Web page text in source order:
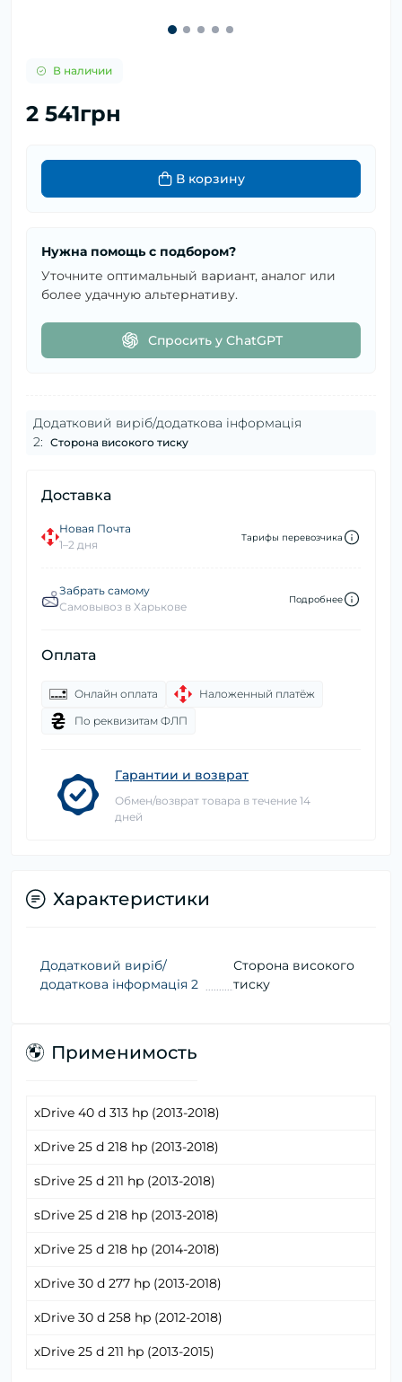
В наличии
2 541грн
В корзину
Нужна помощь с подбором?
Уточните оптимальный вариант, аналог или
более удачную альтернативу.
Спросить у ChatGPT
Додатковий виріб/додаткова інформація
2: Сторона високого тиску
Доставка
Новая Почта
1–2 дня
Тарифы перевозчика
Забрать самому
Самовывоз в Харькове
Подробнее
Оплата
Онлайн оплата
Наложенный платёж
По реквизитам ФЛП
Гарантии и возврат
Обмен/возврат товара в течение 14
дней
Характеристики
Додатковий виріб/
додаткова інформація 2
Сторона високого
тиску
Применимость
xDrive 40 d 313 hp (2013-2018)
xDrive 25 d 218 hp (2013-2018)
sDrive 25 d 211 hp (2013-2018)
sDrive 25 d 218 hp (2013-2018)
xDrive 25 d 218 hp (2014-2018)
xDrive 30 d 277 hp (2013-2018)
xDrive 30 d 258 hp (2012-2018)
xDrive 25 d 211 hp (2013-2015)